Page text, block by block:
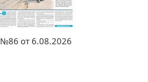
№86 от 6.08.2026